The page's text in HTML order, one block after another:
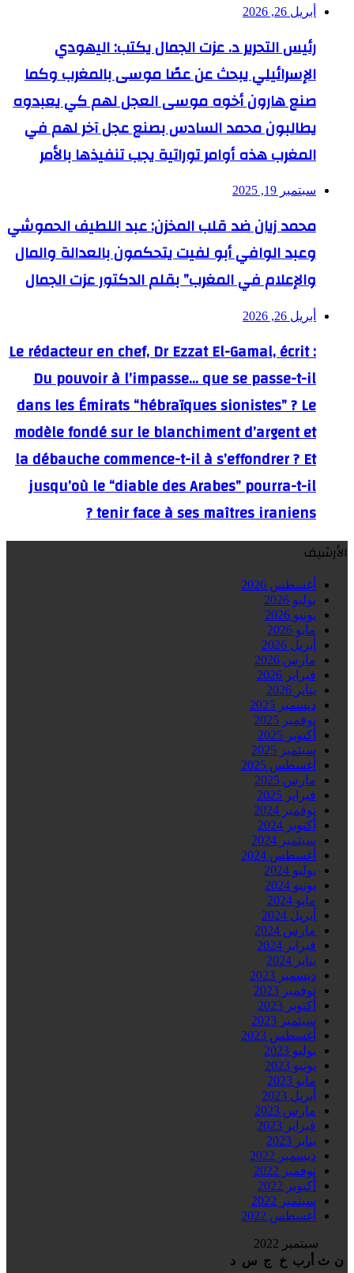
أبريل 26, 2026
رئيس التحرير د. عزت الجمال يكتب: اليهودي
الإسرائيلي يبحث عن عصًا موسى بالمغرب وكما
صنع هارون أخوه موسى العجل لهم كي يعبدوه
يطالبون محمد السادس بصنع عجل آخر لهم في
المغرب هذه أوامر توراتية يجب تنفيذها بالأمر
سبتمبر 19, 2025
محمد زيان ضد قلب المخزن: عبد اللطيف الحموشي
وعبد الوافي أبو لفيت يتحكمون بالعدالة والمال
والإعلام في المغرب” بقلم الدكتور عزت الجمال
أبريل 26, 2026
Le rédacteur en chef, Dr Ezzat El-Gamal, écrit :
Du pouvoir à l’impasse… que se passe-t-il
dans les Émirats “hébraïques sionistes” ? Le
modèle fondé sur le blanchiment d’argent et
la débauche commence-t-il à s’effondrer ? Et
jusqu’où le “diable des Arabes” pourra-t-il
tenir face à ses maîtres iraniens ?
الأرشيف
أغسطس 2026
يوليو 2026
يونيو 2026
مايو 2026
أبريل 2026
مارس 2026
فبراير 2026
يناير 2026
ديسمبر 2025
نوفمبر 2025
أكتوبر 2025
سبتمبر 2025
أغسطس 2025
مارس 2025
فبراير 2025
نوفمبر 2024
أكتوبر 2024
سبتمبر 2024
أغسطس 2024
يوليو 2024
يونيو 2024
مايو 2024
أبريل 2024
مارس 2024
فبراير 2024
يناير 2024
ديسمبر 2023
نوفمبر 2023
أكتوبر 2023
سبتمبر 2023
أغسطس 2023
يوليو 2023
يونيو 2023
مايو 2023
أبريل 2023
مارس 2023
فبراير 2023
يناير 2023
ديسمبر 2022
نوفمبر 2022
أكتوبر 2022
سبتمبر 2022
أغسطس 2022
سبتمبر 2022
ن ث أرب خ ج س د